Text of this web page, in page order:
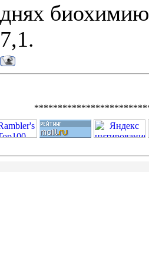
днях
7,1.